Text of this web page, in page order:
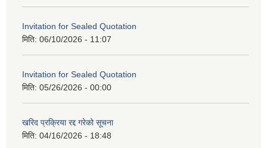
Invitation for Sealed Quotation
मिति: 06/10/2026 - 11:07
Invitation for Sealed Quotation
मिति: 05/26/2026 - 00:00
खरिद प्रक्रिया रद्द गरेको सूचना
मिति: 04/16/2026 - 18:48